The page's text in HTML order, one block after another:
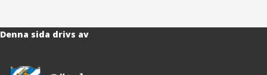
Denna sida drivs av